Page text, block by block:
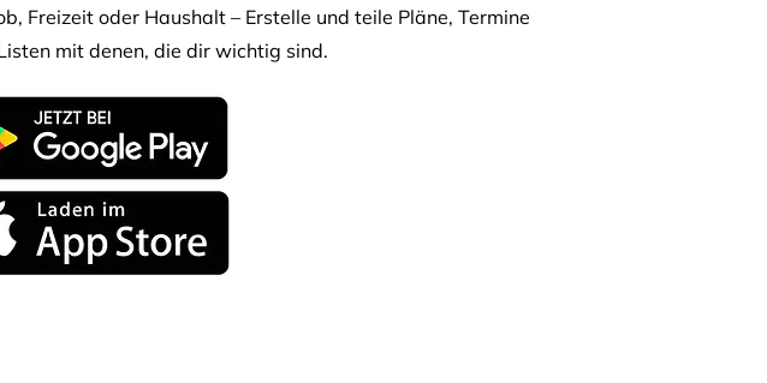
Freizeit oder Haushalt – Erstelle und teile Pläne, Termine
mit denen, die dir wichtig sind.